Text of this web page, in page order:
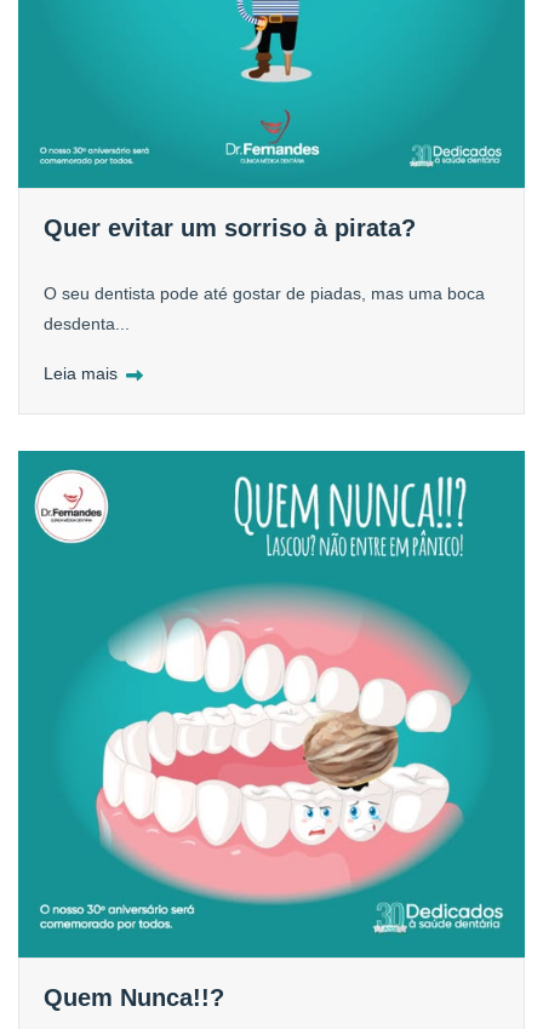
Quer evitar um sorriso à pirata?
O seu dentista pode até gostar de piadas, mas uma boca
desdenta...
Leia mais
Quem Nunca!!?